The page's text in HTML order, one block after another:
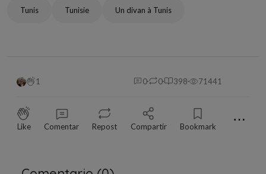
Tunis Tunisie Un divan à Tunis
1 0 0 398 71441
Like Comentar Repost Compartir Bookmark ⋯